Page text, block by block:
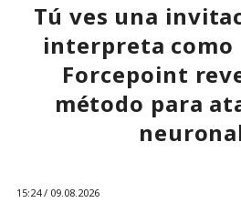
Tú ves una
interpreta como
Forcepoint
método para
15:24 / 09.08.2026